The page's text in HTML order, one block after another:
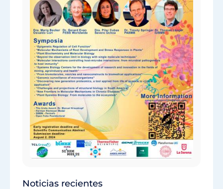
Noticias recientes